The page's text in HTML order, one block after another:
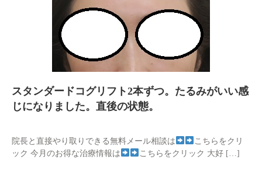
スタンダードコグリフト2本ずつ。たるみがいい感
じになりました。直後の状態。
院長と直接やり取りできる無料メール相談は
こちらをクリ
ック 今月のお得な治療情報は
こちらをクリック 大好 […]